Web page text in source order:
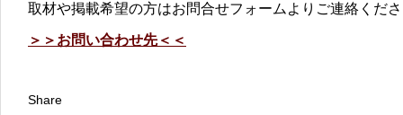
取材や掲載希望の方はお問合せフォームよりご連絡くだ
＞＞お問い合わせ先＜＜
Share